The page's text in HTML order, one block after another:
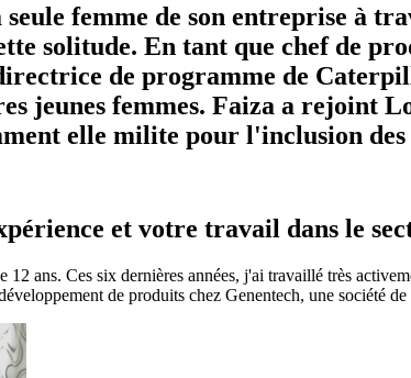
femme de son entreprise à
solitude. En tant que chef de
de programme de
jeunes femmes. Faiza a rejoint
elle milite pour l'inclusion des
et votre travail dans le
ans. Ces six dernières années, j'ai travaillé très
de produits chez Genentech, une société